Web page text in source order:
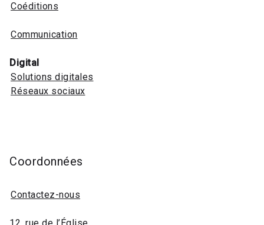
Coéditions
Communication
Digital
Solutions digitales
Réseaux sociaux
Coordonnées
Contactez-nous